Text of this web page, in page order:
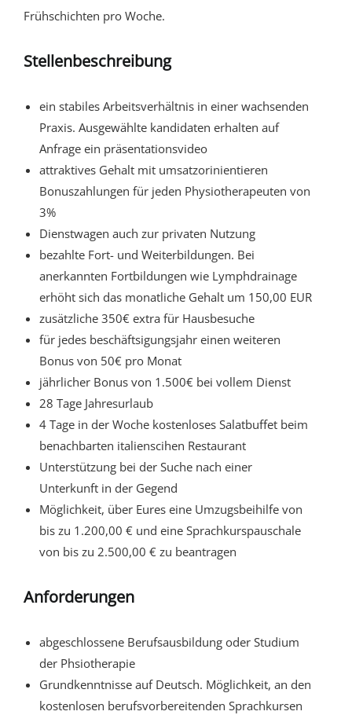
Frühschichten pro Woche.
Stellenbeschreibung
ein stabiles Arbeitsverhältnis in einer wachsenden
Praxis. Ausgewählte kandidaten erhalten auf
Anfrage ein präsentationsvideo
attraktives Gehalt mit umsatzorinientieren
Bonuszahlungen für jeden Physiotherapeuten von
3%
Dienstwagen auch zur privaten Nutzung
bezahlte Fort- und Weiterbildungen. Bei
anerkannten Fortbildungen wie Lymphdrainage
erhöht sich das monatliche Gehalt um 150,00 EUR
zusätzliche 350€ extra für Hausbesuche
für jedes beschäftsigungsjahr einen weiteren
Bonus von 50€ pro Monat
jährlicher Bonus von 1.500€ bei vollem Dienst
28 Tage Jahresurlaub
4 Tage in der Woche kostenloses Salatbuffet beim
benachbarten italienscihen Restaurant
Unterstützung bei der Suche nach einer
Unterkunft in der Gegend
Möglichkeit, über Eures eine Umzugsbeihilfe von
bis zu 1.200,00 € und eine Sprachkurspauschale
von bis zu 2.500,00 € zu beantragen
Anforderungen
abgeschlossene Berufsausbildung oder Studium
der Phsiotherapie
Grundkenntnisse auf Deutsch. Möglichkeit, an den
kostenlosen berufsvorbereitenden Sprachkursen